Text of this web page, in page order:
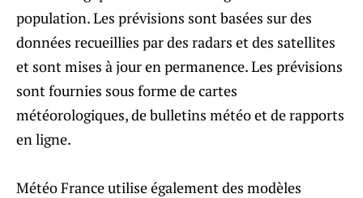
population. Les prévisions sont basées sur des
données recueillies par des radars et des satellites
et sont mises à jour en permanence. Les prévisions
sont fournies sous forme de cartes
météorologiques, de bulletins météo et de rapports
en ligne.
Météo France utilise également des modèles